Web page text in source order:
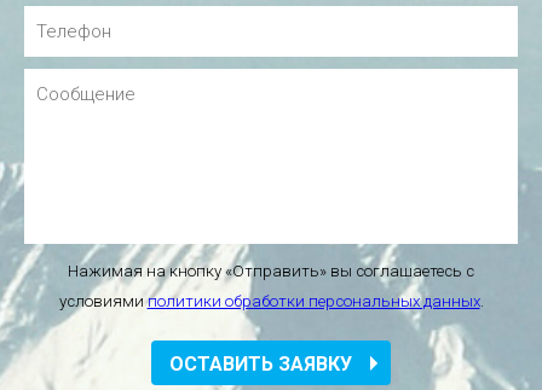
Нажимая на кнопку «Отправить» вы соглашаетесь с
условиямиполитики обработки персональных данных.
ОСТАВИТЬ ЗАЯВКУ